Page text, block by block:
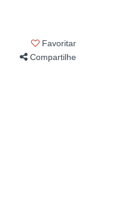
Favoritar
Compartilhe